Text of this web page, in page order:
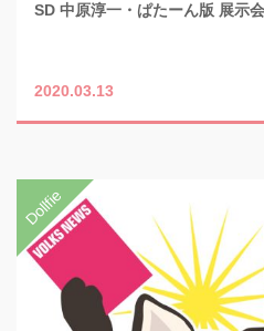
SD 中原淳一・ぱたーん版 展示
2020.03.13